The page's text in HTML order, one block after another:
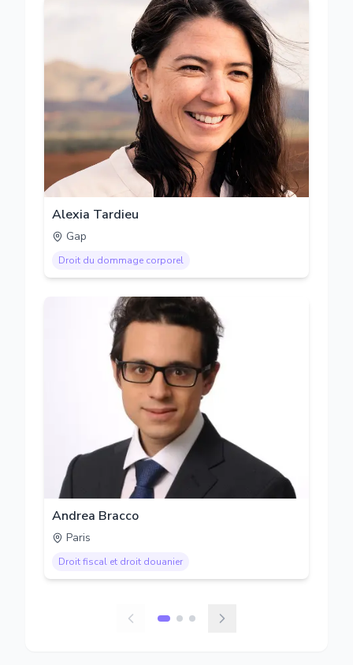
Alexia Tardieu
Gap
Droit du dommage corporel
Andrea Bracco
Paris
Droit fiscal et droit douanier